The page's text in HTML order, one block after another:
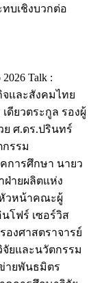
บเชิงบวกต่อ
Talk :
จและสังคมไทย
ดียวตระกูล รองผู้
ย ศ.ดร.ปรินทร์
รรม
การศึกษา นายว
ฝ่ายผลิตแห่ง
วหน้าคณะผู้
โฟร์ เซอร์วิส
งศาสตราจารย์
ยและนวัตกรรม
ายพันธมิตร